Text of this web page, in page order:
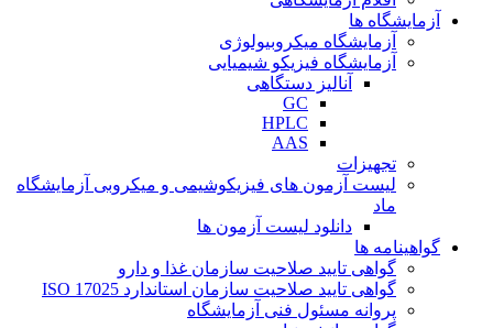
آزمایشگاه ها
آزمایشگاه میکروبیولوژی
آزمایشگاه فیزیکو شیمیایی
آنالیز دستگاهی
GC
HPLC
AAS
تجهیزات
لیست آزمون های فیزیکوشیمی و میکروبی آزمایشگاه
ماد
دانلود لیست آزمون ها
گواهینامه ها
گواهی تایید صلاحیت سازمان غذا و دارو
گواهی تایید صلاحیت سازمان استاندارد ISO 17025
پروانه مسئول فنی آزمایشگاه